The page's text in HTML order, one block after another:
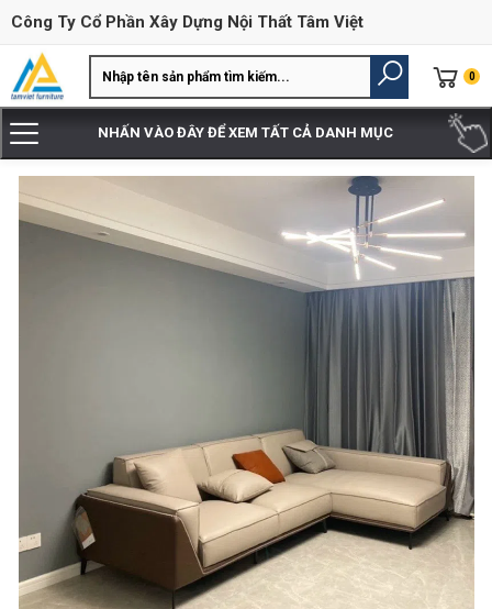
Công Ty Cổ Phần Xây Dựng Nội Thất Tâm Việt
0
NHẤN VÀO ĐÂY ĐỂ XEM TẤT CẢ DANH MỤC